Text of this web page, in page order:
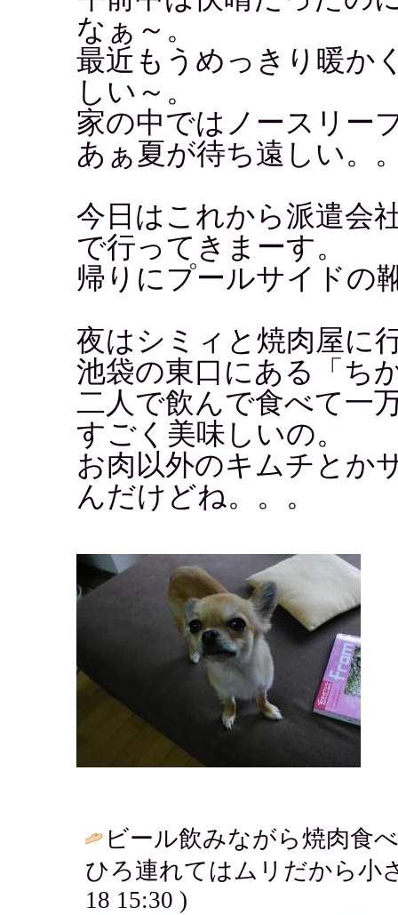
なぁ～。
最近もうめっきり暖か
しい～。
家の中ではノースリー
あぁ夏が待ち遠しい。
今日はこれから派遣会
で行ってきまーす。
帰りにプールサイドの
夜はシミィと焼肉屋に
池袋の東口にある「ち
二人で飲んで食べて一
すごく美味しいの。
お肉以外のキムチとか
んだけどね。。。
ビール飲みながら焼肉食
ひろ連れてはムリだから小
18 15:30 )